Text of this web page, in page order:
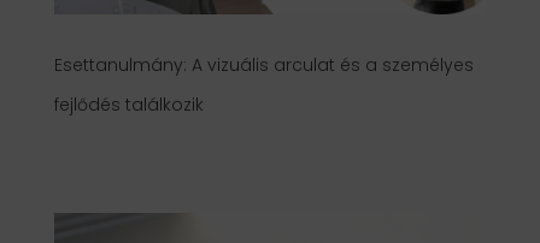
Esettanulmány: A vizuális arculat és a személyes
fejlődés találkozik